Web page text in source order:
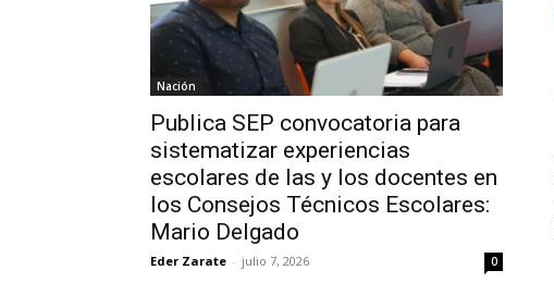
Nación
Publica SEP convocatoria para
sistematizar experiencias
escolares de las y los docentes en
los Consejos Técnicos Escolares:
Mario Delgado
Eder Zarate - julio 7, 2026 0